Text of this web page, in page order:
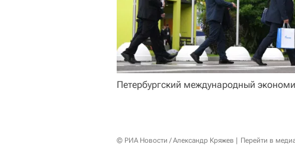
Петербургский международный
© РИА Новости / Александр Кряжев Перейти в